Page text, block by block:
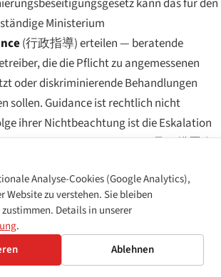
Ministerium
(行政指導) erteilen — beratende
die die Pflicht zu angemessenen
oder diskriminierende Behandlungen
sollen. Guidance ist rechtlich nicht
ihrer Nichtbeachtung ist die Eskalation
(是正措置命
Die Missachtung einer
ist nach der einschlägigen
selbst eine Straftat, die mit Bußgeldern von
und in extremen Fällen mit
werden kann. In der Praxis sind
verschwindend selten; das System
Analyse-Cookies (Google Analytics),
Website zu verstehen. Sie bleiben
Details in unserer
.
Ablehnen